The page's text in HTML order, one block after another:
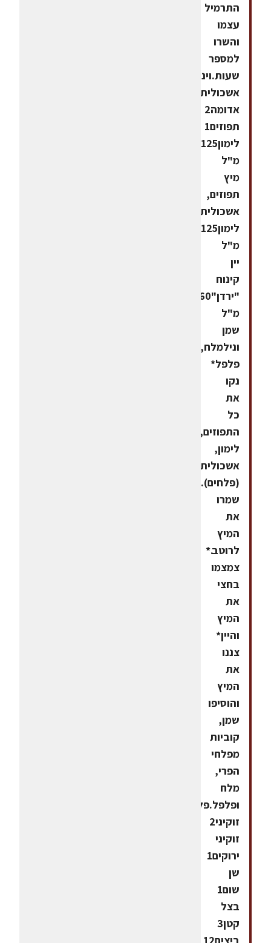
התרמיל
עצמו
והשרו
למספר
אשכולית
אדומה2
תפוזים1
לימון125
מ"ל
מיץ
תפוזים,
אשכולית,
לימון125
מ"ל
יין
קינוח
"ירדן"160
מ"ל
שמן
ונילמלח,
פלפל*
נקו
את
כל
התפוזים,
לימון,
אשכולית
(פלחים).
שמרו
את
המיץ
לרוטב.*
צמצמו
בחצי
את
המיץ
והיין*
צננו
את
המיץ
והוסיפו
שמן,
קוביות
מפלחי
הפרי,
מלח
ופלפל.פלאן
זוקיני2
זוקיני
ירוקים1
שן
שום1
בצל
קטן3